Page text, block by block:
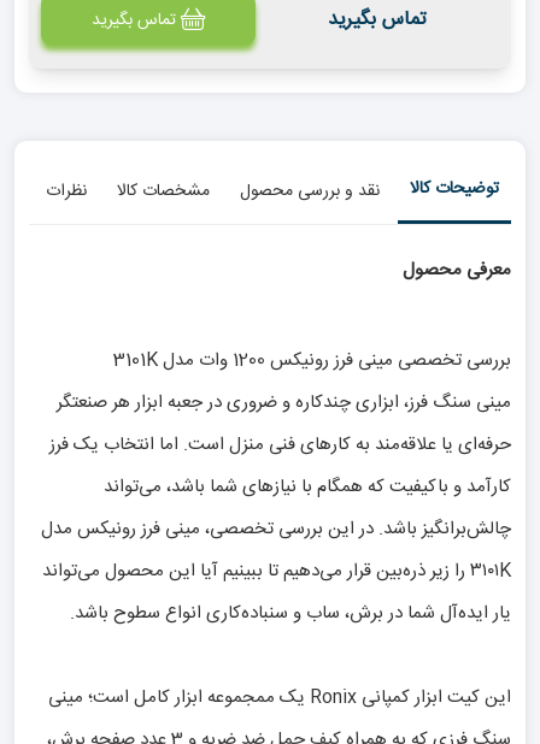
تماس بگیرید تماس بگیرید
توضیحات کالا نقد و بررسی محصول مشخصات کالا نظرات
معرفی محصول
بررسی تخصصی مینی فرز رونیکس 1200 وات مدل 3101K
مینی سنگ فرز، ابزاری چندکاره و ضروری در جعبه ابزار هر صنعتگر
حرفه‌ای یا علاقه‌مند به کارهای فنی منزل است. اما انتخاب یک فرز
کارآمد و باکیفیت که همگام با نیازهای شما باشد، می‌تواند
چالش‌برانگیز باشد. در این بررسی تخصصی، مینی فرز رونیکس مدل
۳۱۰۱K را زیر ذره‌بین قرار می‌دهیم تا ببینیم آیا این محصول می‌تواند
یار ایده‌آل شما در برش، ساب و سنباده‌کاری انواع سطوح باشد.
این کیت ابزار کمپانی Ronix یک ممجموعه ابزار کامل است؛ مینی